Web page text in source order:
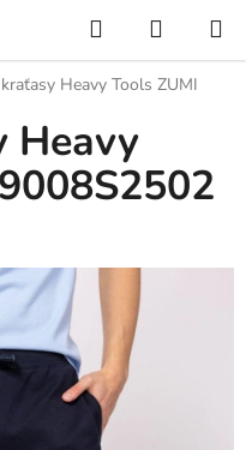
Hledat
KOŠÍK
Heavy Tools ZUMI
Heavy